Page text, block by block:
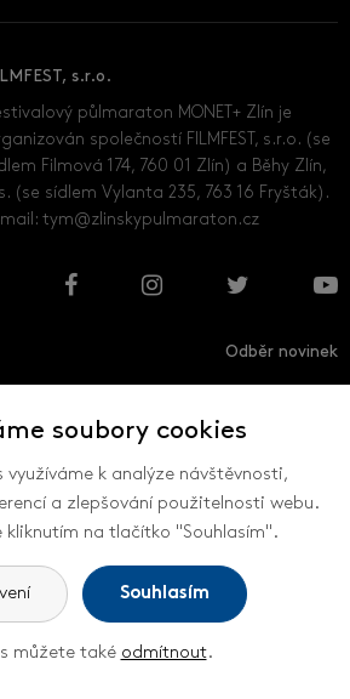
s.r.o.
půlmaraton MONET+ Zlín je
společností FILMFEST, s.r.o. (se
Filmová 174, 760 01 Zlín) a Běhy Zlín,
(se sídlem Vylanta 235, 763 16 Fryšták).
mail:tym@zlinskypulmaraton.cz
Odběr novinek
VŠECHNY KONTAKTY
soubory cookies
využíváme k analýze návštěvnosti,
a zlepšování použitelnosti webu.
kliknutím na tlačítko "Souhlasím".
Souhlasím
můžete také odmítnout.